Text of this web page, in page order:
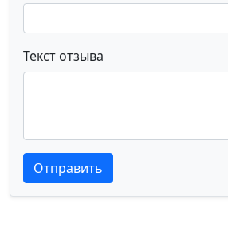
Текст отзыва
Текст отзыва
Текст отзыва
Отправить